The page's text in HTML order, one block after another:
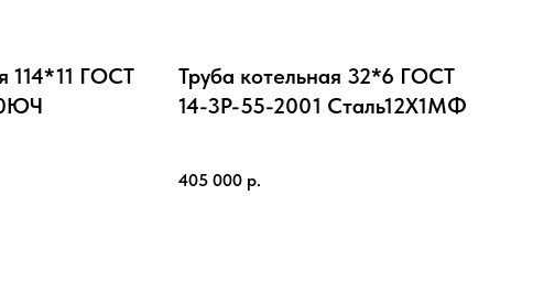
114*11 ГОСТ
Труба котельная 32*6 ГОСТ
14-3Р-55-2001 Cталь12Х1МФ
405 000 р.